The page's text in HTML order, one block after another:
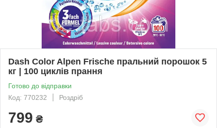
Dash Color Alpen Frische пральний порошок 5
кг | 100 циклів прання
Готово до відправки
Код: 770232
Роздріб
799 ₴